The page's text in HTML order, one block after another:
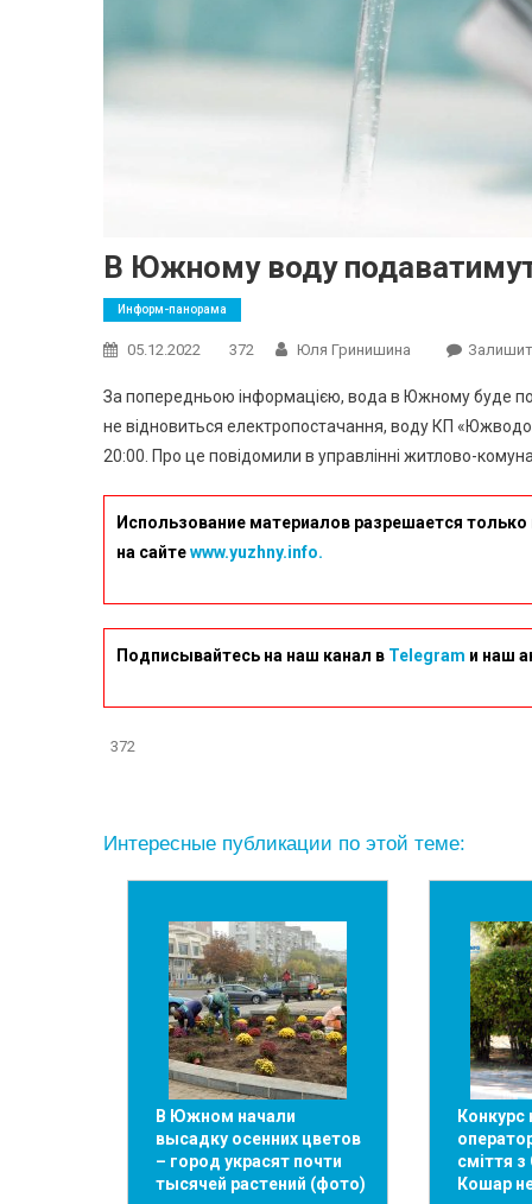
В Южному воду
Информ-панорама
05.12.2022 372 Юля Гринишина
За попередньою інформацією, вода в Южному буде
не відновиться електропостачання, воду КП
20:00. Про це повідомили в управлінні житлово-
Использование материалов разрешается
на сайтеwww.yuzhny.info.
Подписывайтесь на наш канал в Telegram и наш
372
Интересные публикации по этой теме:
В Южном начали
высадку осенних цветов
– город украсят почти
тысячей растений (фото)
Конкурс
сміття
Кошар